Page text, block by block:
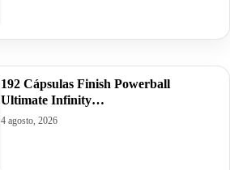
192 Cápsulas Finish Powerball
Ultimate Infinity…
4 agosto, 2026